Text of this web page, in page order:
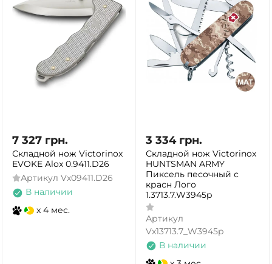
7 327 грн.
Складной нож Victorinox
EVOKE Alox 0.9411.D26
Артикул Vx09411.D26
В наличии
x 4 мес.
3 334 грн.
Складной нож Victorinox
HUNTSMAN ARMY
Пиксель песочный с
красн Лого
1.3713.7.W3945p
Артикул
Vx13713.7_W3945p
В наличии